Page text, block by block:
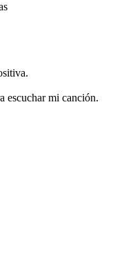
escuchar mi canción.